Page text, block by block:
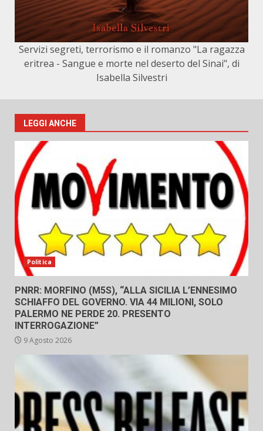
Servizi segreti, terrorismo e il romanzo "La ragazza
eritrea - Sangue e morte nel deserto del Sinai", di
Isabella Silvestri
LEGGI ANCHE
Politica
PNRR: MORFINO (M5S), “ALLA SICILIA L’ENNESIMO
SCHIAFFO DEL GOVERNO. VIA 44 MILIONI, SOLO
PALERMO NE PERDE 20. PRESENTO
INTERROGAZIONE”
9 Agosto 2026